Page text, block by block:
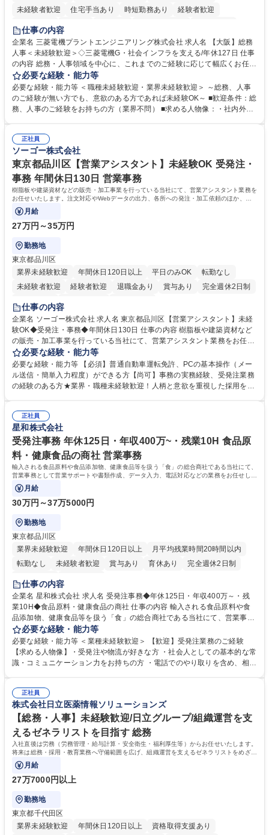
未経験者歓迎
住宅手当あり 時短勤務あり
経験者歓迎
退職金あり
駅近5分以内
土日祝休み 服装自由 寮・社宅あり 食事補助あり
仕事の内容
企業名 三菱電機プラントエンジニアリング株式会社 求人名 【大阪】総務
人事＜未経験歓迎＞◇三菱電機G・社会インフラを支える/年休127日 仕事
の内容 総務・人事領域を中心に、これまでのご経験に応じて幅広くお任せ
します。 ＜具体的には＞ ・総務/人事労務（給与・社保・勤怠管理など）
・採用・教育研修 ・福利厚生運用 など ※基本的には事務所勤務ですが、
採用や教育等の業務内容により、関西圏以外への日帰り・宿泊を伴う国内
出張もございます。 ※担当業務を持ちつつ、お互いに助け合いながら、総
必要な経験・能力等
必要な経験・能力等 ＜職種未経験歓迎・業界未経験歓迎＞ ～総務、人事
のご経験が無い方でも、意欲のある方であれば未経験OK～ ■歓迎条件：総
務、人事のご経験をお持ちの方（業界不問） ■求める人物像：・社内外の
正社員
ソーゴー株式会社
東京都品川区【営業アシスタント】未経験OK 受発注・
事務 年間休日130日 営業事務
樹脂板や建築資材などの販売・加工事業を行っている当社にて、営業アシスタント業務を
お任せいたします。注文対応やWebデータの出力、各所への発注・加工依頼のほか、電
話・メール対応等の事務業務を担当します。
月給
27万円～35万円
勤務地
東京都品川区
業界未経験歓迎
年間休日120日以上 平日のみOK
転勤なし
未経験者歓迎
経験者歓迎 退職金あり 賞与あり
完全週休2日制
交通費支給
仕事の内容
企業名 ソーゴー株式会社 求人名 東京都品川区【営業アシスタント】未経
験OK◆受発注・事務◆年間休日130日 仕事の内容 樹脂板や建築資材など
の販売・加工事業を行っている当社にて、営業アシスタント業務をお任せ
いたします。注文対応やWebデータの出力、各所への発注・加工依頼のほ
か、電話・メール対応等の事務業務を担当します。 ■受注・発注業務：FA
Xによる注文対応、Web発注データのプリントアウト、各仕入先・協力会
社への発注および加工依頼等 ■納品書・請求書の作成および発送手配 ■商
当社の指定する業務 募集職種 東京都品川区【営業アシスタント】未経験O
K◆受発注・事務◆年間休日130日
必要な経験・能力等
必要な経験・能力等 【必須】普通自動車運転免許、PCの基本操作（メー
ル送信・簡単入力程度）ができる方【尚可】事務の実務経験、受発注業務
の経験のある方★業界・職種未経験歓迎！人柄と意欲を重視した採用を行
変化に臨機応変かつ柔軟に対応できる方、約束を守り正確に作業を進めら
れる方を求めています。高度なPCスキルや関数知識は一切不要です。丁
寧な指導体制が整っているため、安心してお仕事をスタートしていただけ
ます。 学歴・資格 学歴：大学院 大学 高専 短大 専修学校 高校 語学力：
資格：
正社員
星和株式会社
受発注事務 年休125日・年収400万~・残業10H 食品原
料・健康食品の商社 営業事務
輸入される食品原料や食品添加物、健康食品等を扱う「食」の総合商社である当社にて、
営業事務として営業サポートや書類作成、データ入力、電話対応などの業務をお任せしま
す。
月給
30万円～37万5000円
勤務地
東京都品川区
業界未経験歓迎
年間休日120日以上
月平均残業時間20時間以内
転勤なし
未経験者歓迎 賞与あり 育休あり
完全週休2日制
交通費支給
仕事の内容
企業名 星和株式会社 求人名 受発注事務◆年休125日・年収400万～・残
業10H◆食品原料・健康食品の商社 仕事の内容 輸入される食品原料や食
品添加物、健康食品等を扱う「食」の総合商社である当社にて、営業事務
として営業サポートや書類作成、データ入力、電話対応などの業務をお任
せします。 ・受注／出荷指示／売上管理／仕入管理／在庫管理／お客様や
倉庫と電話確認など、販売に関わる事務、営業サポートをお願いします。
・入社後は商品について覚えることから始め、先輩社員OJTと共に業務を
万～・残業10H◆食品原料・健康食品の商社
必要な経験・能力等
必要な経験・能力等 ＜業種未経験歓迎＞ 【歓迎】受発注業務のご経験
【求める人物像】・受発注や物流が好きな方 ・社会人としての基本的な常
識・コミュニケーション力をお持ちの方 ・電話でのやり取りを含め、相手
演算ができる方 ・業務ルールや指示を理解し、行動できる方 学歴・資格
学歴：大学院 大学 短大 語学力： 資格：
正社員
株式会社日立医薬情報ソリューションズ
【総務・人事】未経験歓迎/日立グループ/組織運営を支
えるゼネラリストを目指す 総務
入社直後は労務（労務管理・給与計算・安全衛生・福利厚生等）からお任せいたします。
将来は総務・採用・教育業務へ守備範囲を広げ、組織運営を支えるゼネラリストをめざせ
ます。
月給
27万7000円以上
勤務地
東京都千代田区
業界未経験歓迎
年間休日120日以上 資格取得支援あり